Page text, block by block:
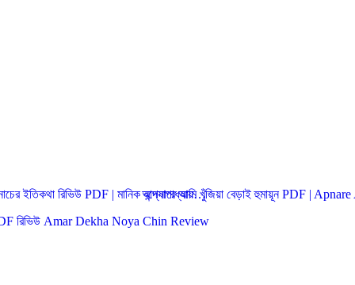
ইতিকথা রিভিউ PDF | মানিক বন্দ্যোপাধ্যায়…আপনারে আমি খুঁজিয়া বেড়াই হুমায়ূন PDF |